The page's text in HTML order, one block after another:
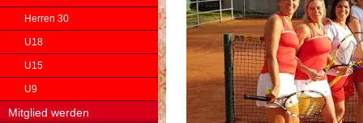
Herren 30
U18
U15
U9
Mitglied werden